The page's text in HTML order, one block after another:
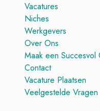
Vacatures
Niches
Werkgevers
Over Ons
Maak een Succesvol
Contact
Vacature Plaatsen
Veelgestelde Vragen